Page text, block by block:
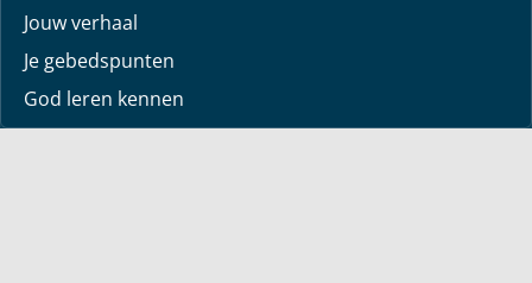
Jouw verhaal
Je gebedspunten
God leren kennen
Downloads